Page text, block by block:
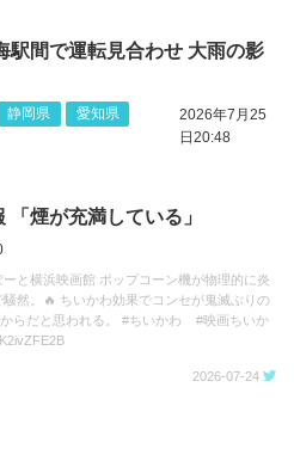
駅間で運転見合わせ 大雨の影
静岡県
愛知県
2026年7月25
日20:48
煙が充満している」
ーと横浜映画館 ポップコーン機が物理的に炎
騒然。🔥 ちいかわ効果でコンセが鬼滅ぶりの
らだと思われる。 #ちいかわ #映画ちいか
2026-07-24